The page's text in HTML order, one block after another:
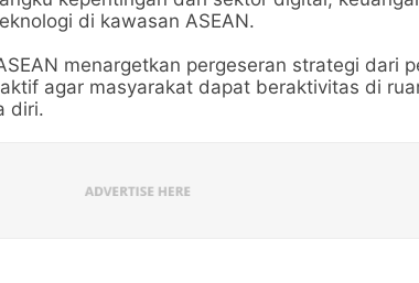
di kawasan ASEAN.
menargetkan pergeseran strategi dari
agar masyarakat dapat beraktivitas di
diri.